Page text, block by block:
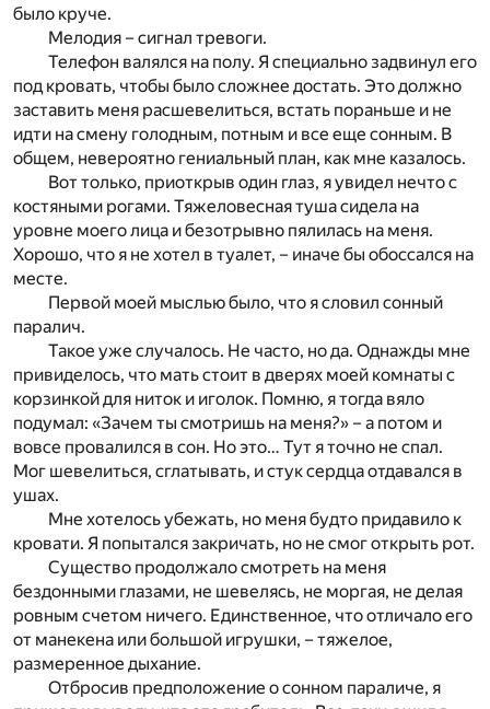
было круче.
Мелодия – сигнал тревоги.
Телефон валялся на полу. Я специально задвинул его
под кровать, чтобы было сложнее достать. Это должно
заставить меня расшевелиться, встать пораньше и не
идти на смену голодным, потным и все еще сонным. В
общем, невероятно гениальный план, как мне казалось.
Вот только, приоткрыв один глаз, я увидел нечто с
костяными рогами. Тяжеловесная туша сидела на
уровне моего лица и безотрывно пялилась на меня.
Хорошо, что я не хотел в туалет, – иначе бы обоссался на
месте.
Первой моей мыслью было, что я словил сонный
паралич.
Такое уже случалось. Не часто, но да. Однажды мне
привиделось, что мать стоит в дверях моей комнаты с
корзинкой для ниток и иголок. Помню, я тогда вяло
подумал: «Зачем ты смотришь на меня?» – а потом и
вовсе провалился в сон. Но это… Тут я точно не спал.
Мог шевелиться, сглатывать, и стук сердца отдавался в
ушах.
Мне хотелось убежать, но меня будто придавило к
кровати. Я попытался закричать, но не смог открыть рот.
Существо продолжало смотреть на меня
бездонными глазами, не шевелясь, не моргая, не делая
ровным счетом ничего. Единственное, что отличало его
от манекена или большой игрушки, – тяжелое,
размеренное дыхание.
Отбросив предположение о сонном параличе, я